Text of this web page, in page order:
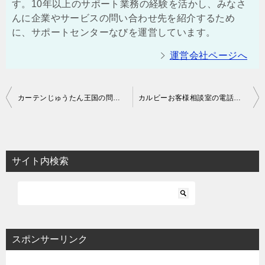
す。10年以上のサポート業務の経験を活かし、みなさ
んに企業やサービスの問い合わせ先を紹介するため
に、サポートセンターなびを運営しています。
運営会社ページへ
投
ビ
ゲ
ョ
ン
カーテンじゅうたん王国の問い合わせ先 カルビーお客様相談室の電話番号 | 工場見学の問い合わせ先も
サイト内検索
スポンサーリンク